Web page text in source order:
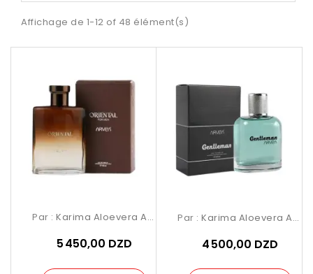
Affichage de 1-12 of 48 élément(s)
Par : Karima Aloevera Arvea
5 450,00 DZD
Par : Karima Aloevera Arvea
4 500,00 DZD